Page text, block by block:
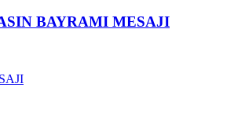
BAYRAMI MESAJI